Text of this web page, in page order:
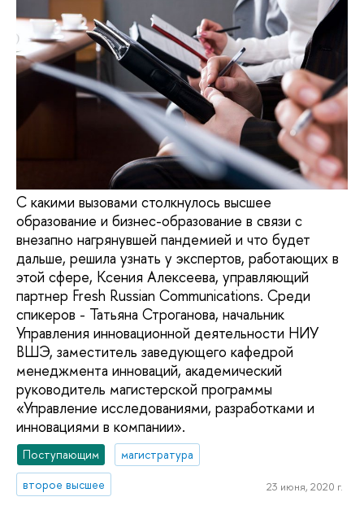
С какими вызовами столкнулось высшее
образование и бизнес-образование в связи с
внезапно нагрянувшей пандемией и что будет
дальше, решила узнать у экспертов, работающих в
этой сфере, Ксения Алексеева, управляющий
партнер Fresh Russian Communications. Среди
спикеров - Татьяна Строганова, начальник
Управления инновационной деятельности НИУ
ВШЭ, заместитель заведующего кафедрой
менеджмента инноваций, академический
руководитель магистерской программы
«Управление исследованиями, разработками и
инновациями в компании».
Поступающим
магистратура
второе высшее
23 июня, 2020 г.